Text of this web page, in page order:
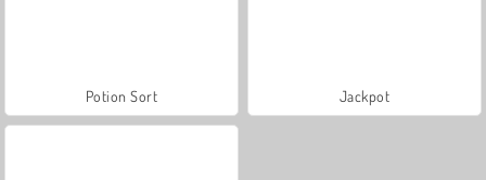
Potion Sort Jackpot